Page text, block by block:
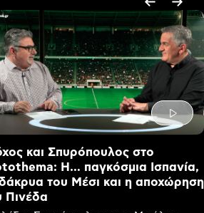
και Σπυρόπουλος στο
Η… παγκόσμια Ισπανία,
του Μέσι και η αποχώρηση
Πινέδα